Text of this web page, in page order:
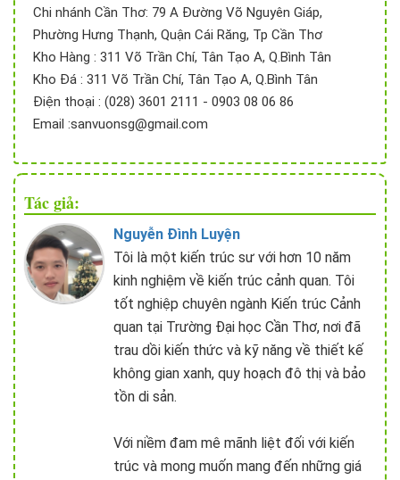
Chi nhánh Cần Thơ: 79 A Đường Võ Nguyên Giáp,
Phường Hưng Thạnh, Quận Cái Răng, Tp Cần Thơ
Kho Hàng : 311 Võ Trần Chí, Tân Tạo A, Q.Bình Tân
Kho Đá : 311 Võ Trần Chí, Tân Tạo A, Q.Bình Tân
Điện thoại : (028) 3601 2111 - 0903 08 06 86
Email :sanvuonsg@gmail.com
Tác giả:
Nguyễn Đình Luyện
Tôi là một kiến trúc sư với hơn 10 năm
kinh nghiệm về kiến trúc cảnh quan. Tôi
tốt nghiệp chuyên ngành Kiến trúc Cảnh
quan tại Trường Đại học Cần Thơ, nơi đã
trau dồi kiến thức và kỹ năng về thiết kế
không gian xanh, quy hoạch đô thị và bảo
tồn di sản.
Với niềm đam mê mãnh liệt đối với kiến
trúc và mong muốn mang đến những giá